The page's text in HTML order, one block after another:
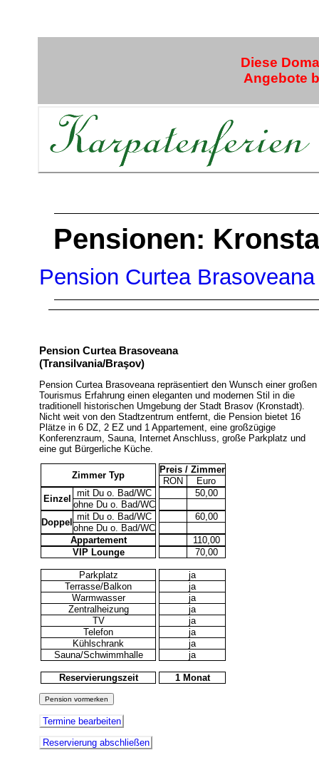
Diese
Angebote
Pensionen:
Pension Curtea Brasoveana
Pension Curtea Brasoveana
(Transilvania/Braşov)
Pension Curtea Brasoveana repräsentiert den Wunsch einer großen
Tourismus Erfahrung einen eleganten und modernen Stil in die
traditionell historischen Umgebung der Stadt Brasov (Kronstadt).
Nicht weit von den Stadtzentrum entfernt, die Pension bietet 16
Plätze in 6 DZ, 2 EZ und 1 Appartement, eine großzügige
Konferenzraum, Sauna, Internet Anschluss, große Parkplatz und
eine gut Bürgerliche Küche.
Zimmer Typ
Preis / Zimmer
RON
Euro
Einzel
mit Du o. Bad/WC
50,00
ohne Du o. Bad/WC
Doppel
mit Du o. Bad/WC
60,00
ohne Du o. Bad/WC
Appartement
110,00
VIP Lounge
70,00
Parkplatz
ja
Terrasse/Balkon
ja
Warmwasser
ja
Zentralheizung
ja
TV
ja
Telefon
ja
Kühlschrank
ja
Sauna/Schwimmhalle
ja
Reservierungszeit 1 Monat
Termine bearbeiten
Reservierung abschließen